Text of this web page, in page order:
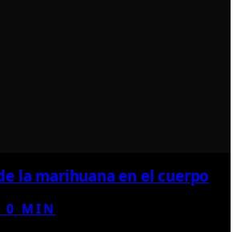
la marihuana en el cuerpo
0 MIN